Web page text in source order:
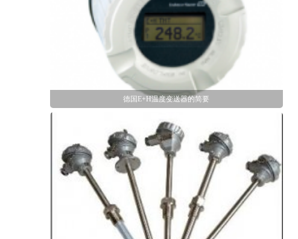
德国E+H温度变送器的简要